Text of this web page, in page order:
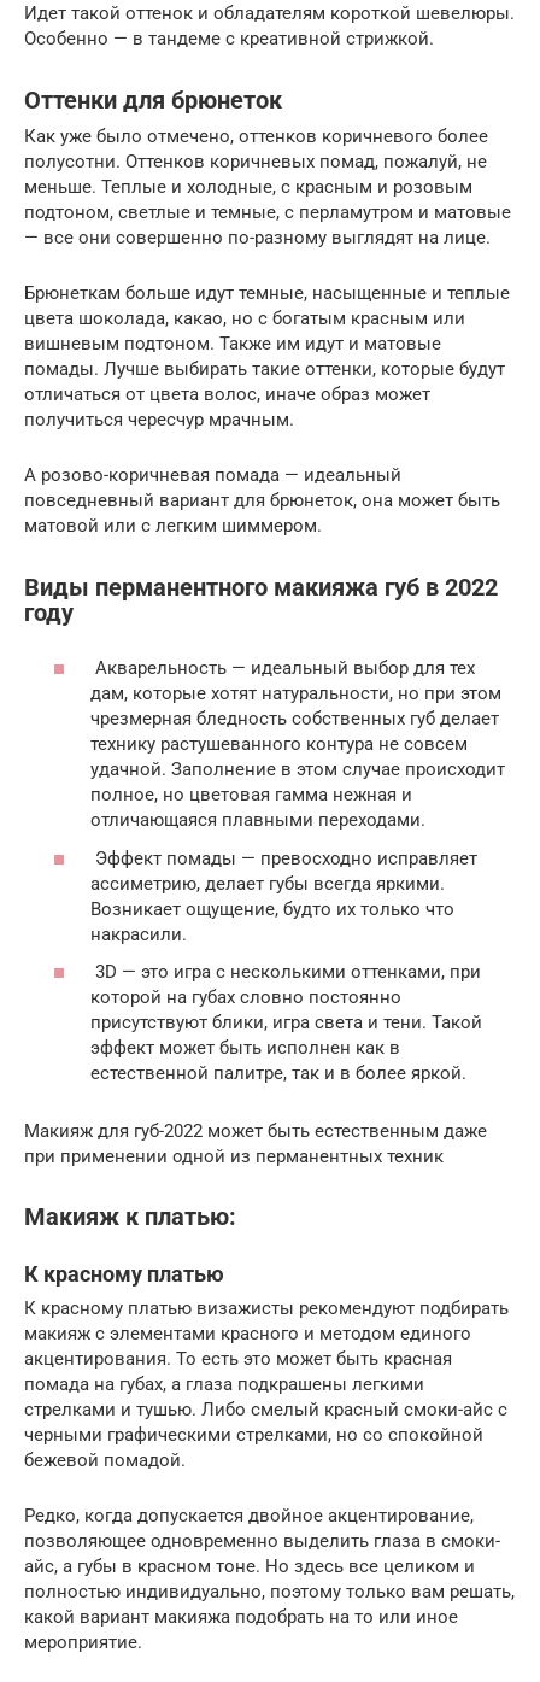
Идет такой оттенок и обладателям короткой шевелюры.
Особенно — в тандеме с креативной стрижкой.
Оттенки для брюнеток
Как уже было отмечено, оттенков коричневого более
полусотни. Оттенков коричневых помад, пожалуй, не
меньше. Теплые и холодные, с красным и розовым
подтоном, светлые и темные, с перламутром и матовые
— все они совершенно по-разному выглядят на лице.
Брюнеткам больше идут темные, насыщенные и теплые
цвета шоколада, какао, но с богатым красным или
вишневым подтоном. Также им идут и матовые
помады. Лучше выбирать такие оттенки, которые будут
отличаться от цвета волос, иначе образ может
получиться чересчур мрачным.
А розово-коричневая помада — идеальный
повседневный вариант для брюнеток, она может быть
матовой или с легким шиммером.
Виды перманентного макияжа губ в 2022
году
Акварельность — идеальный выбор для тех
дам, которые хотят натуральности, но при этом
чрезмерная бледность собственных губ делает
технику растушеванного контура не совсем
удачной. Заполнение в этом случае происходит
полное, но цветовая гамма нежная и
отличающаяся плавными переходами.
Эффект помады — превосходно исправляет
ассиметрию, делает губы всегда яркими.
Возникает ощущение, будто их только что
накрасили.
3D — это игра с несколькими оттенками, при
которой на губах словно постоянно
присутствуют блики, игра света и тени. Такой
эффект может быть исполнен как в
естественной палитре, так и в более яркой.
Макияж для губ-2022 может быть естественным даже
при применении одной из перманентных техник
Макияж к платью:
К красному платью
К красному платью визажисты рекомендуют подбирать
макияж с элементами красного и методом единого
акцентирования. То есть это может быть красная
помада на губах, а глаза подкрашены легкими
стрелками и тушью. Либо смелый красный смоки-айс с
черными графическими стрелками, но со спокойной
бежевой помадой.
Редко, когда допускается двойное акцентирование,
позволяющее одновременно выделить глаза в смоки-
айс, а губы в красном тоне. Но здесь все целиком и
полностью индивидуально, поэтому только вам решать,
какой вариант макияжа подобрать на то или иное
мероприятие.